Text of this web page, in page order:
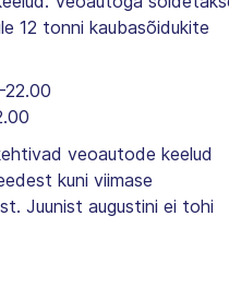
12 tonni kaubasõidukite
22.00
veoautode keelud
kuni viimase
Juunist augustini ei tohi